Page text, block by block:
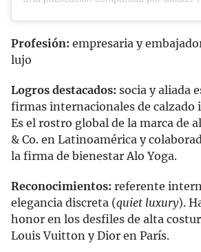
Profesión: empresaria y
lujo
Logros destacados: socia y aliada
firmas internacionales de calzado
Es el rostro global de la marca de
& Co. en Latinoamérica y
la firma de bienestar Alo Yoga.
Reconocimientos: referente
elegancia discreta (quiet luxury).
honor en los desfiles de alta
Louis Vuitton y Dior en París.